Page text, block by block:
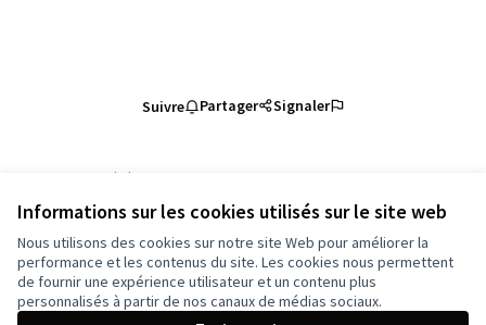
Informations sur les cookies utilisés sur le site web
Nous utilisons des cookies sur notre site Web pour améliorer la
performance et les contenus du site. Les cookies nous permettent
de fournir une expérience utilisateur et un contenu plus
personnalisés à partir de nos canaux de médias sociaux.
Suivre Partager Signaler
Référence : grandnancy-PROP-2025-01-5226
voir les autres versions
Vérifiez l'empreinte numérique
Conditions d'utilisation
Paramètres des cookies